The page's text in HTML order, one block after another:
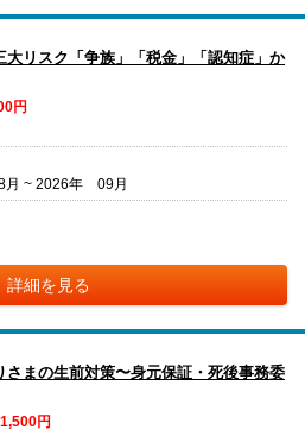
大リスク「争族」「税金」「認知症」か
円
~ 2026年 09月
詳細を見る
さまの生前対策〜身元保証・死後事務委
円